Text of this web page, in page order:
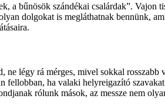
a bűnösök szándékai csalárdak”.
dolgokat is megláthatnak bennünk,
ne légy rá mérges, mivel sokkal rosszabb
fellobban, ha valaki helyreigazító
rólunk mások, az messze nem